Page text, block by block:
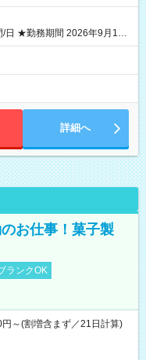
/日 ★勤務期間 2026年9月16
期間中フル勤務できる方優遇
間前から勤務スタートも可
詳細へ
お仕事！菓子製
ランクOK
～(割増含まず／21日計算)